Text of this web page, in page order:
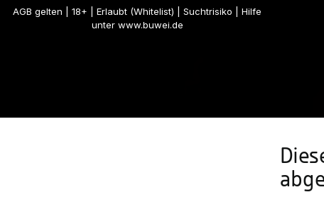
AGB gelten | 18+ | Erlaubt (Whitelist) | Suchtrisiko | Hilfe
unter www.buwei.de